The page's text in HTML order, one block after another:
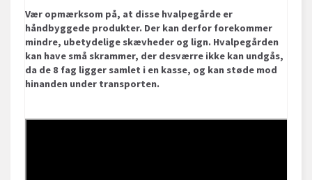
Vær opmærksom på, at disse hvalpegårde er
håndbyggede produkter. Der kan derfor forekommer
mindre, ubetydelige skævheder og lign. Hvalpegården
kan have små skrammer, der desværre ikke kan undgås,
da de 8 fag ligger samlet i en kasse, og kan støde mod
hinanden under transporten.